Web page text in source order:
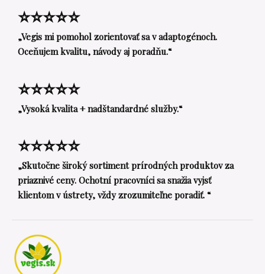
⭐⭐⭐⭐⭐
„Vegis mi pomohol zorientovať sa v adaptogénoch.
Oceňujem kvalitu, návody aj poradňu.“
⭐⭐⭐⭐⭐
„Vysoká kvalita + nadštandardné služby.“
⭐⭐⭐⭐⭐
„Skutočne široký sortiment prírodných produktov za
priaznivé ceny. Ochotní pracovníci sa snažia vyjsť
klientom v ústrety, vždy zrozumiteľne poradiť. “